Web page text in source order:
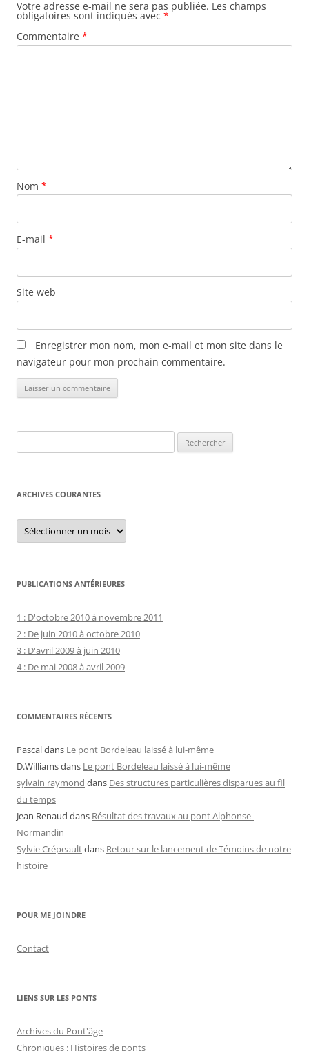
a
t
i
t
c
e
s
Votre adresse e-mail ne sera pas publiée. Les champs
obligatoires sont indiqués avec *
Commentaire *
Nom *
E-mail *
Site web
Enregistrer mon nom, mon e-mail et mon site dans le
navigateur pour mon prochain commentaire.
ARCHIVES COURANTES
Archives
courantes
PUBLICATIONS ANTÉRIEURES
1 : D'octobre 2010 à novembre 2011
2 : De juin 2010 à octobre 2010
3 : D'avril 2009 à juin 2010
4 : De mai 2008 à avril 2009
COMMENTAIRES RÉCENTS
Pascaldans Le pont Bordeleau laissé à lui-même
D.Williamsdans Le pont Bordeleau laissé à lui-même
sylvain raymond dans Des structures particulières disparues au fil
du temps
Jean Renaud dans Résultat des travaux au pont Alphonse-
Normandin
Sylvie Crépeaultdans Retour sur le lancement de Témoins de notre
histoire
POUR ME JOINDRE
Contact
LIENS SUR LES PONTS
Archives du Pont'âge
Chroniques : Histoires de ponts